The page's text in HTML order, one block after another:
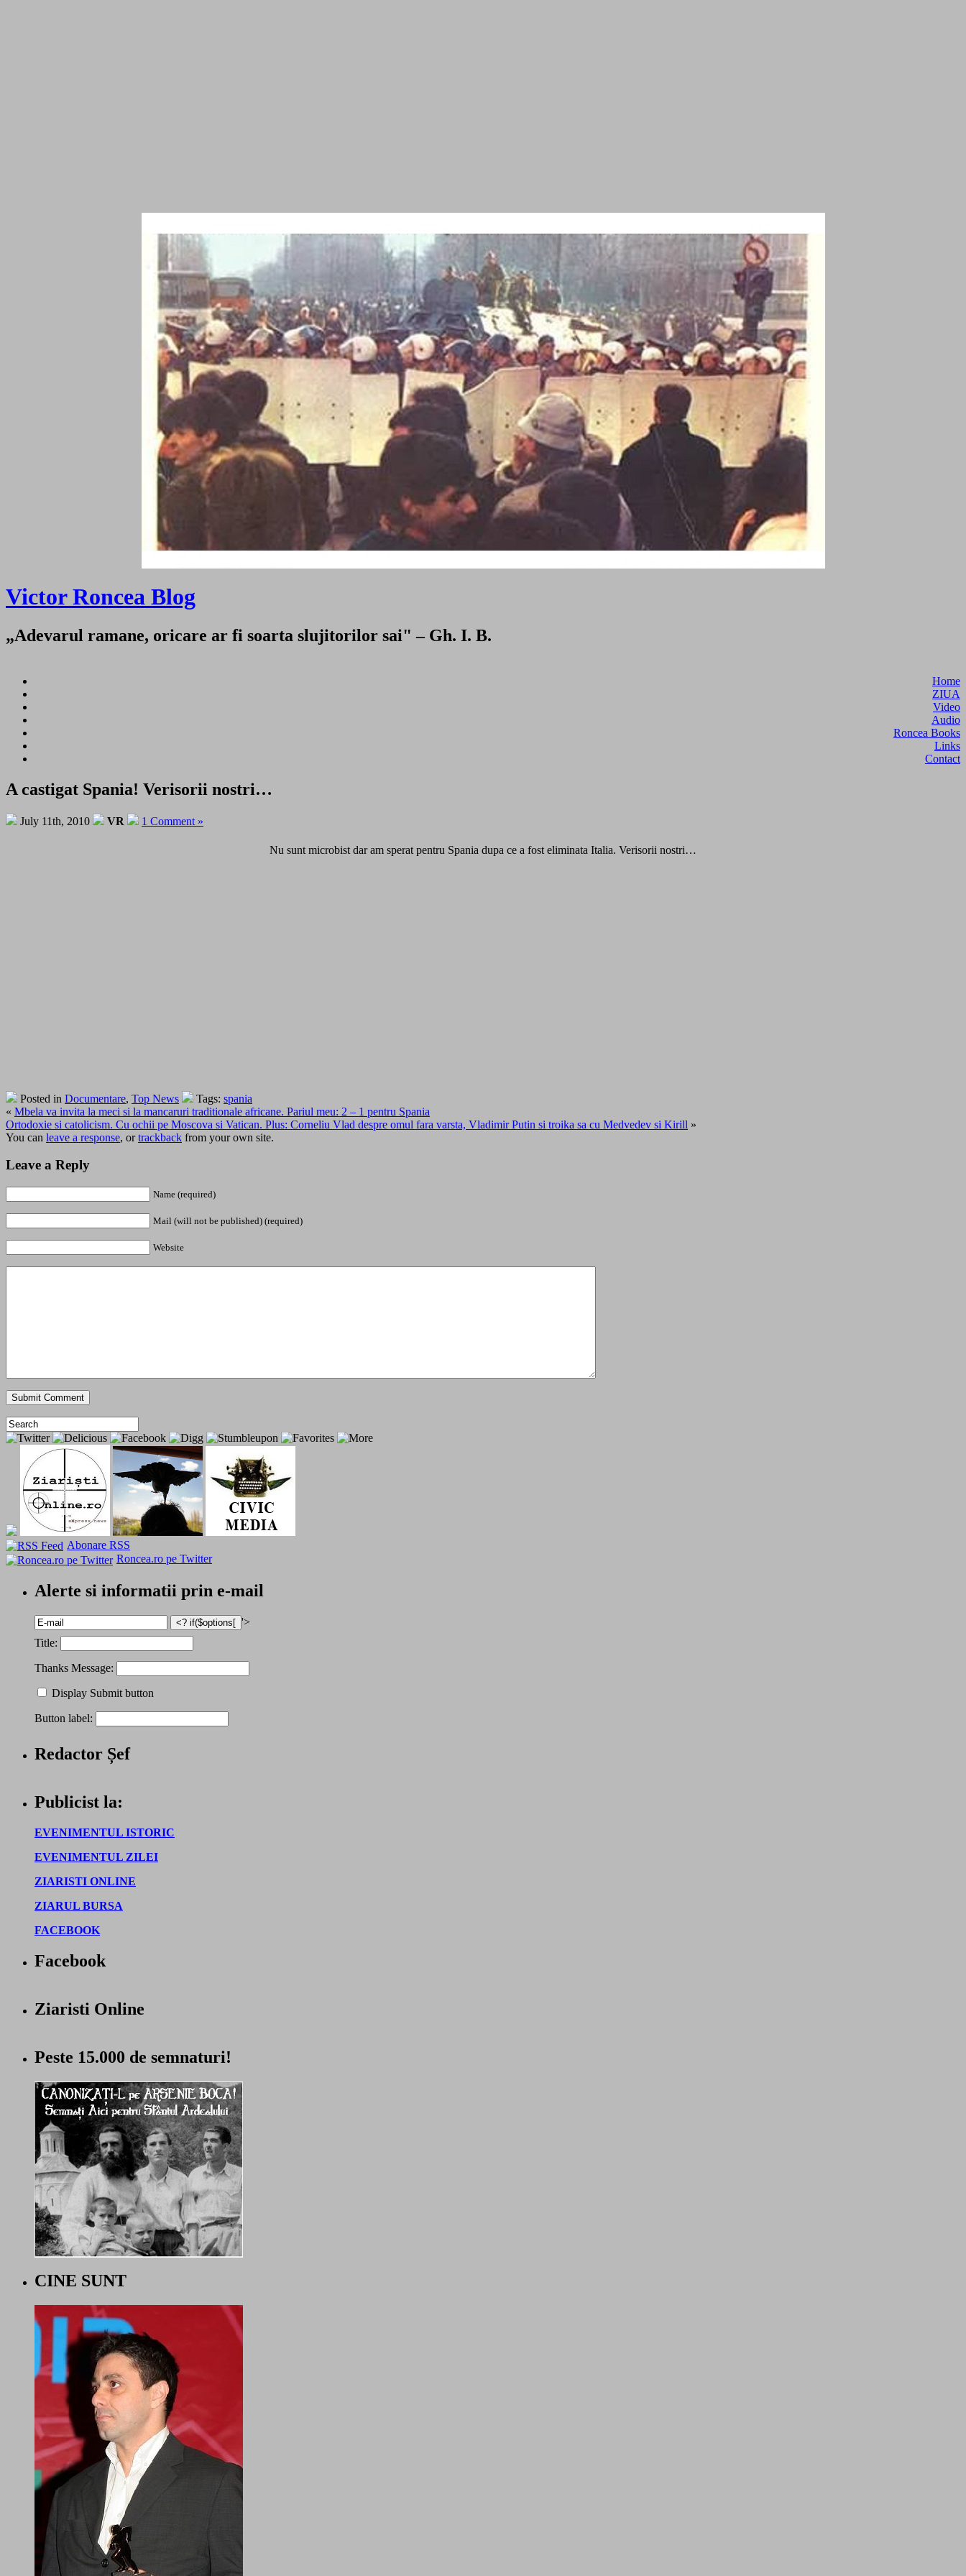
Victor Roncea Blog
„Adevarul ramane, oricare ar fi soarta slujitorilor sai" – Gh. I. B.
Home
ZIUA
Video
Audio
Roncea Books
Links
Contact
A castigat Spania! Verisorii nostri…
July 11th, 2010 VR 1 Comment »
Nu sunt microbist dar am sperat pentru Spania dupa ce a fost eliminata Italia. Verisorii nostri…
Posted in Documentare, Top News Tags: spania
« Mbela va invita la meci si la mancaruri traditionale africane. Pariul meu: 2 – 1 pentru Spania
Ortodoxie si catolicism. Cu ochii pe Moscova si Vatican. Plus: Corneliu Vlad despre omul fara varsta, Vladimir Putin si troika sa cu Medvedev si Kirill »
You can leave a response, ortrackback from your own site.
Leave a Reply
Name (required)
Mail (will not be published) (required)
Website
Abonare RSS
Roncea.ro pe Twitter
Alerte si informatii prin e-mail
'>
Title:
Thanks Message:
Display Submit button
Button label:
Redactor Șef
Publicist la:
EVENIMENTUL ISTORIC
EVENIMENTUL ZILEI
ZIARISTI ONLINE
ZIARUL BURSA
FACEBOOK
Facebook
Ziaristi Online
Peste 15.000 de semnaturi!
CINE SUNT